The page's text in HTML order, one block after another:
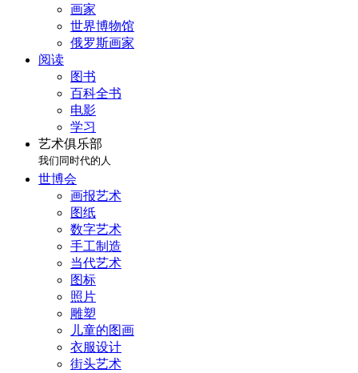
画家
世界博物馆
俄罗斯画家
阅读
图书
百科全书
电影
学习
艺术俱乐部
我们同时代的人
世博会
画报艺术
图纸
数字艺术
手工制造
当代艺术
图标
照片
雕塑
儿童的图画
衣服设计
街头艺术